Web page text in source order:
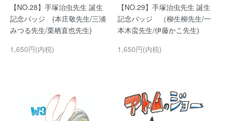
【NO.28】手塚治虫先生 誕生
記念バッジ (本庄敬先生/三浦
みつる先生/栗栖直也先生)
1,650円(内税)
【NO.29】手塚治虫先生 誕生
記念バッジ （柳生柳先生/一
本木蛮先生/伊藤かこ先生)
1,650円(内税)